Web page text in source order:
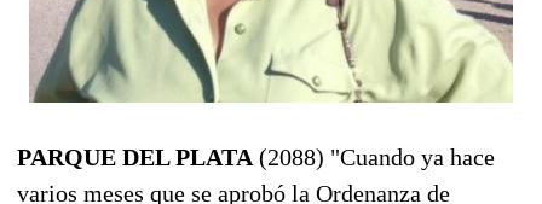
PARQUE DEL PLATA (2088) "Cuando ya hace
varios meses que se aprobó la Ordenanza de